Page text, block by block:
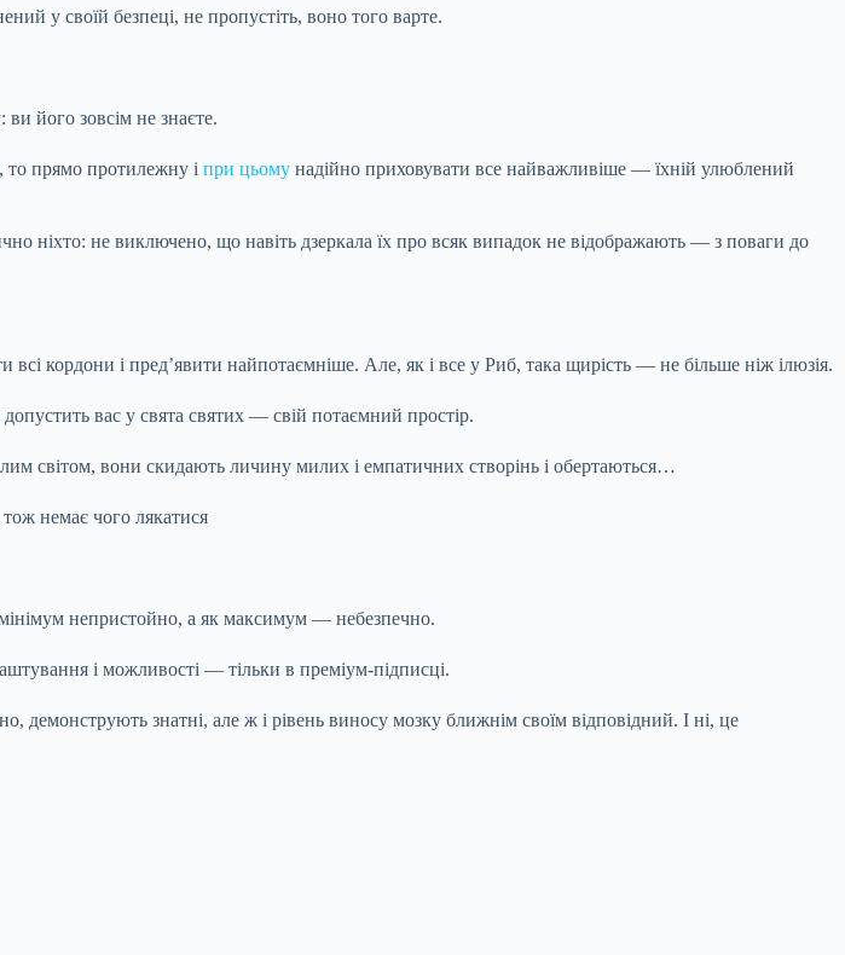
у своїй безпеці, не пропустіть, воно того варте.
його зовсім не знаєте.
то прямо протилежну і при цьому надійно приховувати все найважливіше — їхній улюблений
ніхто: не виключено, що навіть дзеркала їх про всяк випадок не відображають — з поваги до
кордони і пред’явити найпотаємніше. Але, як і все у Риб, така щирість — не більше ніж ілюзія.
вас у свята святих — свій потаємний простір.
світом, вони скидають личину милих і емпатичних створінь і обертаються…
немає чого лякатися
непристойно, а як максимум — небезпечно.
і можливості — тільки в преміум-підписці.
демонструють знатні, але ж і рівень виносу мозку ближнім своїм відповідний. І ні, це